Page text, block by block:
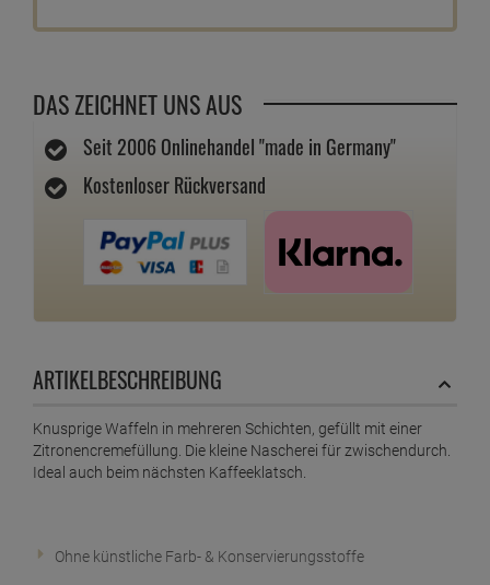
DAS ZEICHNET UNS AUS
Seit 2006 Onlinehandel "made in Germany"
Kostenloser Rückversand
ARTIKELBESCHREIBUNG
Knusprige Waffeln in mehreren Schichten, gefüllt mit einer
Zitronencremefüllung. Die kleine Nascherei für zwischendurch.
Ideal auch beim nächsten Kaffeeklatsch.
Ohne künstliche Farb- & Konservierungsstoffe